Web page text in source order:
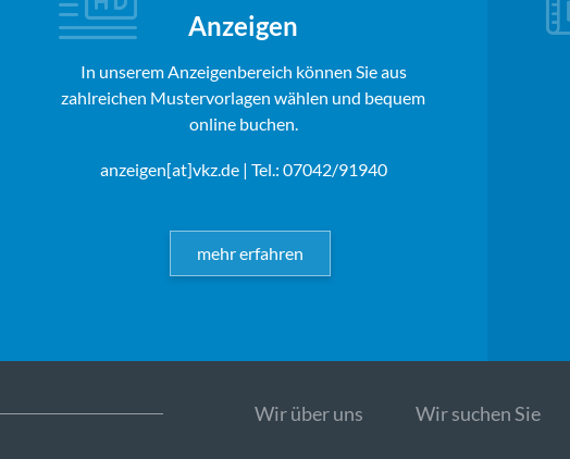
Anzeigen
In unserem Anzeigenbereich können Sie aus
zahlreichen Mustervorlagen wählen und bequem
online buchen.
anzeigen[at]vkz.de| Tel.: 07042/91940
mehr erfahren
Wir über uns Wir suchen Sie